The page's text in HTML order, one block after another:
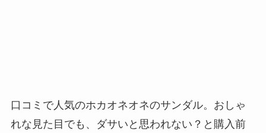
口コミで人気のホカオネオネのサンダル。おしゃ
れな見た目でも、ダサいと思われない？と購入前